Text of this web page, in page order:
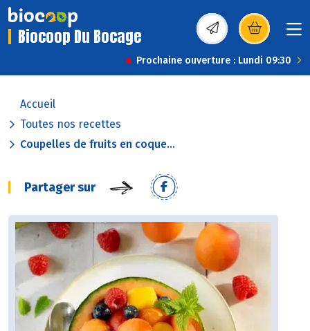
Biocoop Du Bocage (s’ouvre dans une
Prochaine ouverture : Lundi 09:30
Accueil
Toutes nos recettes
Coupelles de fruits en coque...
Partager sur